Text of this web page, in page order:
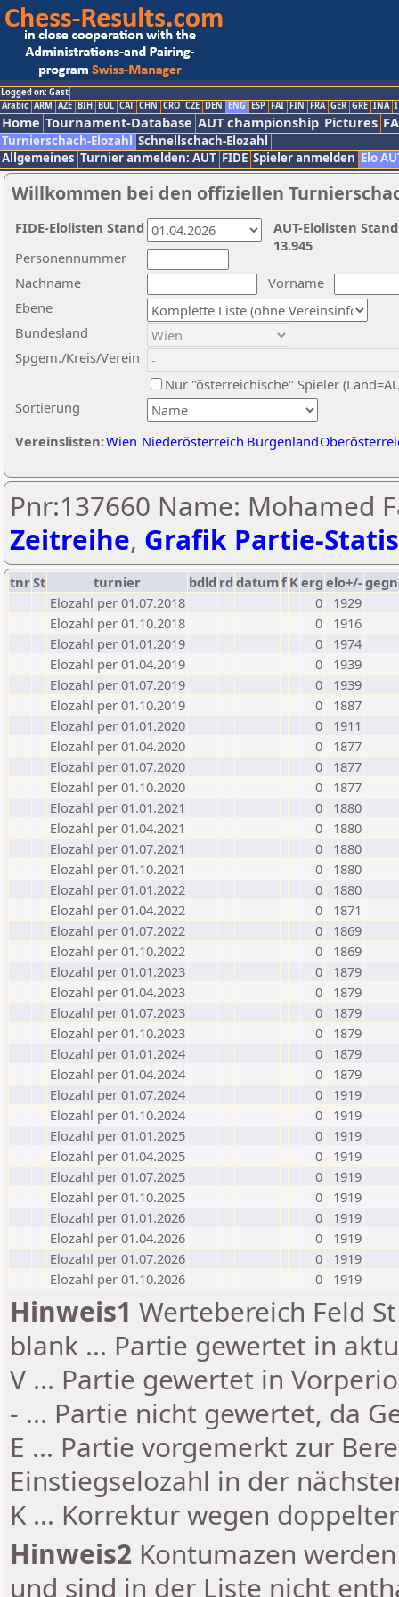
Logged on: Gast
Arabic ARM AZE BIH BUL CAT CHN CRO CZE DEN ENG ESP FAI FIN FRA GER GRE INA
Home Tournament-Database AUT championship Pictures
Turnierschach-Elozahl Schnellschach-Elozahl
Allgemeines Turnier anmelden: AUT FIDE Spieler anmelden Elo
Willkommen bei den offiziellen
Nachname
Vorname
Ebene
Sortierung
Personennummer
Bundesland
Spgem./Kreis/Verein
Nur "österreichische" Spieler
Vereinslisten:Wien Niederösterreich Burgenland
AUT-Elolisten
13.945
FIDE-Elolisten Stand
Pnr:137660 Name: Mohamed
Zeitreihe, Grafik Partie-
tnrSt turnier bdld rd datumf Kerg elo+/-
Elozahl per 01.07.2018
0
1929
Elozahl per 01.10.2018
0
1916
Elozahl per 01.01.2019
0
1974
Elozahl per 01.04.2019
0
1939
Elozahl per 01.07.2019
0
1939
Elozahl per 01.10.2019
0
1887
Elozahl per 01.01.2020
0
1911
Elozahl per 01.04.2020
0
1877
Elozahl per 01.07.2020
0
1877
Elozahl per 01.10.2020
0
1877
Elozahl per 01.01.2021
0
1880
Elozahl per 01.04.2021
0
1880
Elozahl per 01.07.2021
0
1880
Elozahl per 01.10.2021
0
1880
Elozahl per 01.01.2022
0
1880
Elozahl per 01.04.2022
0
1871
Elozahl per 01.07.2022
0
1869
Elozahl per 01.10.2022
0
1869
Elozahl per 01.01.2023
0
1879
Elozahl per 01.04.2023
0
1879
Elozahl per 01.07.2023
0
1879
Elozahl per 01.10.2023
0
1879
Elozahl per 01.01.2024
0
1879
Elozahl per 01.04.2024
0
1879
Elozahl per 01.07.2024
0
1919
Elozahl per 01.10.2024
0
1919
Elozahl per 01.01.2025
0
1919
Elozahl per 01.04.2025
0
1919
Elozahl per 01.07.2025
0
1919
Elozahl per 01.10.2025
0
1919
Elozahl per 01.01.2026
0
1919
Elozahl per 01.04.2026
0
1919
Elozahl per 01.07.2026
0
1919
Elozahl per 01.10.2026
0 1919
Hinweis1 Wertebereich Feld
blank ... Partie gewertet in
V ... Partie gewertet in
- ... Partie nicht gewertet, da
E ... Partie vorgemerkt zur
Einstiegselozahl in der
K ... Korrektur wegen
Hinweis2 Kontumazen
und sind in der Liste nicht